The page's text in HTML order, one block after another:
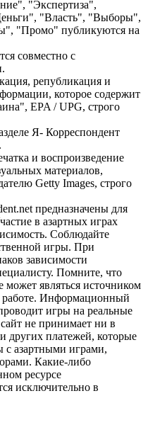
"Экспертиза",
"Власть", "Выборы",
"Промо" публикуются на
совместно с
републикация и
которое содержит
EPA / UPG, строго
Я- Корреспондент
и воспроизведение
материалов,
Getty Images, строго
предназначены для
в азартных играх
Соблюдайте
игры. При
зависимости
Помните, что
может являться источником
работе. Информационный
игры на реальные
не принимает ни в
других платежей, которые
с азартными играми,
Какие-либо
ресурсе
исключительно в